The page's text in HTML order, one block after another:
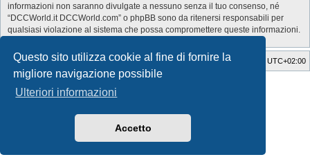
Questo sito utilizza cookie al fine di fornire la
migliore navigazione possibile
Ulteriori informazioni
Accetto
informazioni non saranno divulgate a nessuno senza il tuo consenso, né
“DCCWorld.it DCCWorld.com” o phpBB sono da ritenersi responsabili per
qualsiasi violazione al sistema che possa compromettere queste informazioni.
Indice Tutti gli orari sono UTC+02:00
Cancella cookie
Style Developer by ©
Creato daphpBB
Privacy|Condizioni